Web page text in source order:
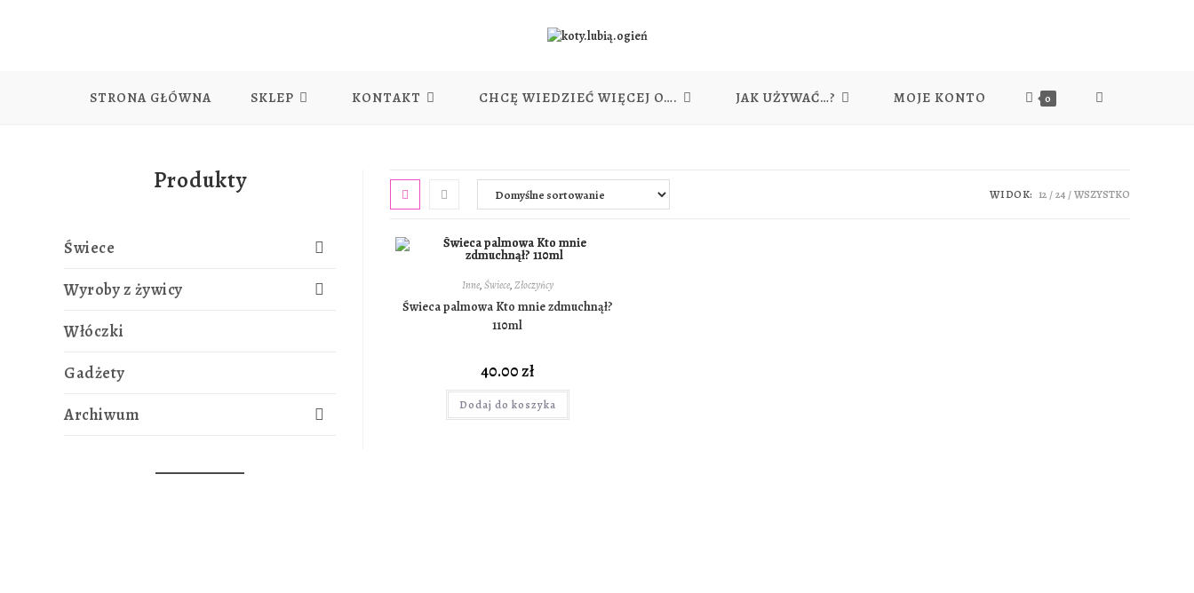
STRONA GŁÓWNA SKLEP KONTAKT CHCĘ WIEDZIEĆ WIĘCEJ O…. JAK UŻYWAĆ…? MOJE KONTO 0 TOGGLE
WIDOK: 12 24 WSZYSTKO
Inne,Świece,Złoczyńcy
Świeca palmowa Kto mnie zdmuchnął?
110ml
40.00zł
Dodaj do koszyka
Produkty
Świece
Wyroby z żywicy
Włóczki
Gadżety
Archiwum